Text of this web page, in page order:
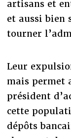
artisans et
et aussi bien
tourner
Leur
mais permet
président
cette
dépôts